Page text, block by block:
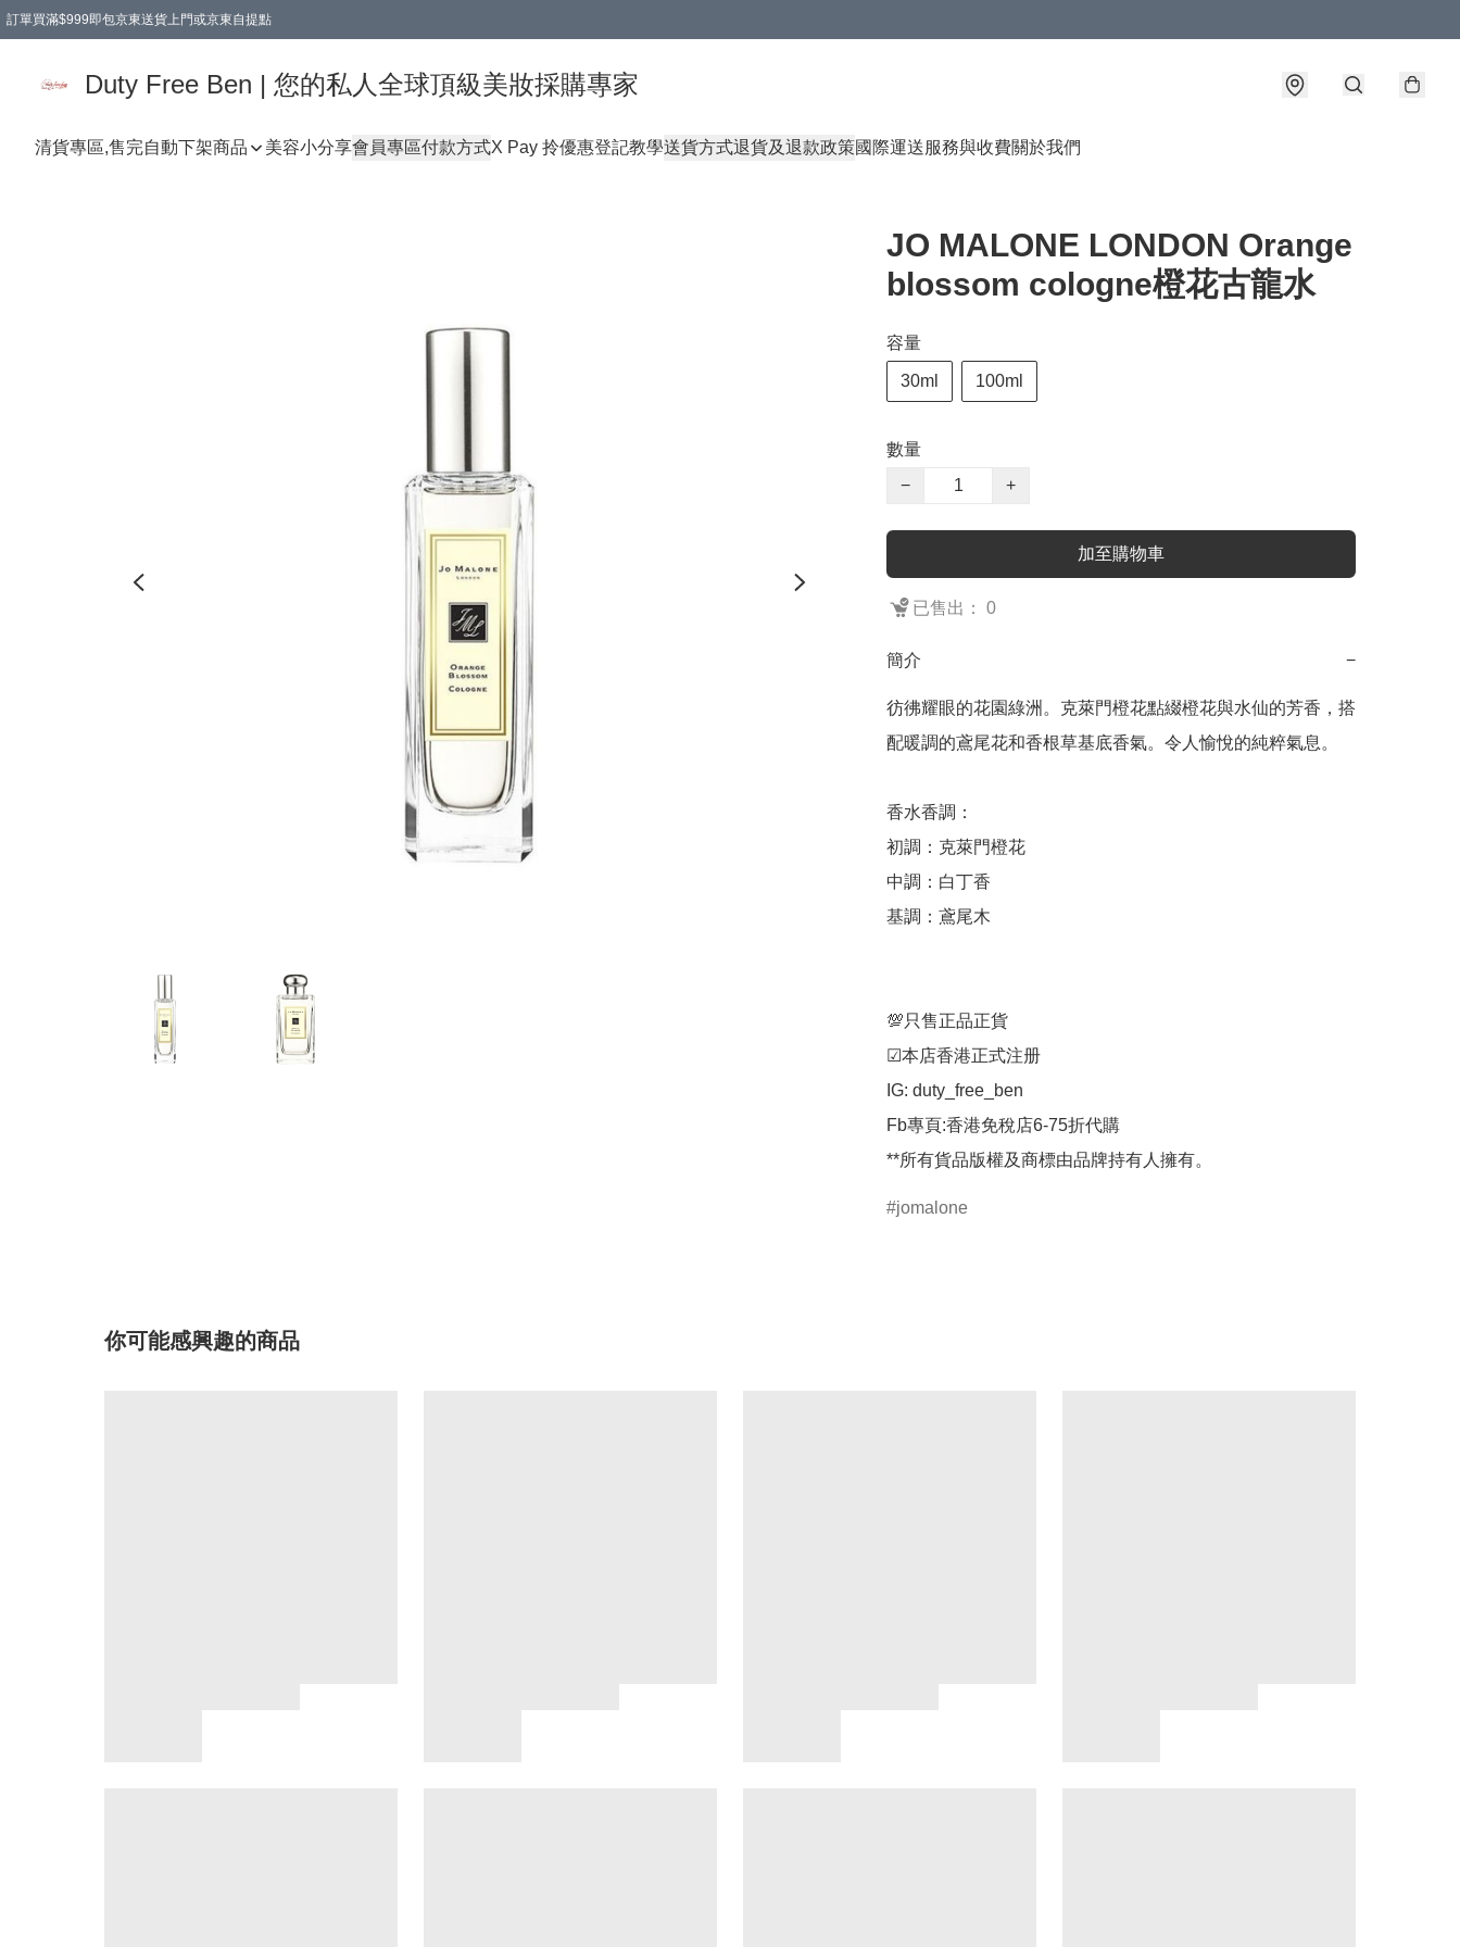
訂單買滿$999即包京東送貨上門或京東自提點
Duty Free Ben | 您的私人全球頂級美妝採購專家
清貨專區,售完自動下架商品 美容小分享會員專區付款方式X Pay 拎優惠登記教學送貨方式退貨及退款政策國際運送服務與收費關於我們
JO MALONE LONDON Orange
blossom cologne橙花古龍水
容量
30ml 100ml
數量
−
+
加至購物車
已售出： 0
簡介 −
彷彿耀眼的花園綠洲。克萊門橙花點綴橙花與水仙的芳香，搭
配暖調的鳶尾花和香根草基底香氣。令人愉悅的純粹氣息。
香水香調：
初調：克萊門橙花
中調：白丁香
基調：鳶尾木
💯只售正品正貨
☑︎本店香港正式注册
IG: duty_free_ben
Fb專頁:香港免稅店6-75折代購
**所有貨品版權及商標由品牌持有人擁有。
jomalone
你可能感興趣的商品